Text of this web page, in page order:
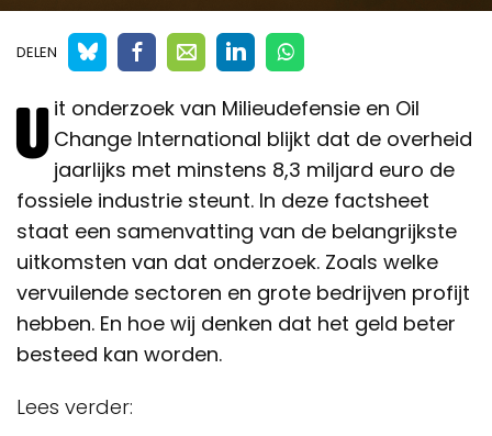
DELEN
U it onderzoek van Milieudefensie en Oil
Change International blijkt dat de overheid
jaarlijks met minstens 8,3 miljard euro de
fossiele industrie steunt. In deze factsheet
staat een samenvatting van de belangrijkste
uitkomsten van dat onderzoek. Zoals welke
vervuilende sectoren en grote bedrijven profijt
hebben. En hoe wij denken dat het geld beter
besteed kan worden.
Lees verder: